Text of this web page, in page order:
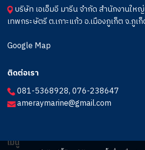
บริษัท เอเอ็มอี มารีน จำกัด สำนักงานใ
เทพกระษัตรี ต.เกาะแก้ว อ.เมืองภูเก็ต จ.ภูเ
Google Map
ติดต่อเรา
081-5368928,076-238647
ameraymarine@gmail.com
เมนู